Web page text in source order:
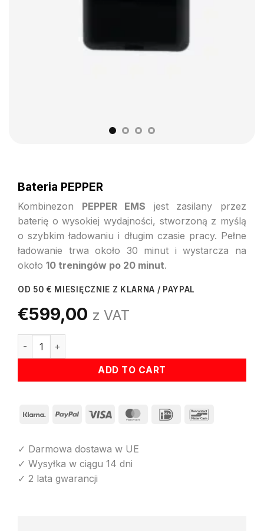
Bateria PEPPER
Kombinezon PEPPER EMS jest zasilany przez
baterię o wysokiej wydajności, stworzoną z myślą
o szybkim ładowaniu i długim czasie pracy. Pełne
ładowanie trwa około 30 minut i wystarcza na
około 10 treningów po 20 minut.
OD 50 € MIESIĘCZNIE Z KLARNA / PAYPAL
€599,00 z VAT
ilość Bateria
ADD TO CART
Klarna PayPalVisa MasterCard
IDeal
✓ Darmowa dostawa w UE
✓ Wysyłka w ciągu 14 dni
✓ 2 lata gwarancji